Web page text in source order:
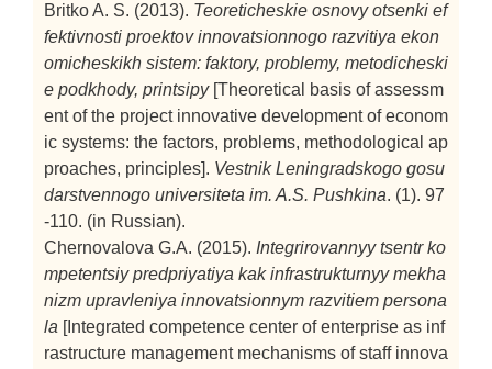
Britko A. S. (2013). Teoreticheskie osnovy otsenki ef
fektivnosti proektov innovatsionnogo razvitiya ekon
omicheskikh sistem: faktory, problemy, metodicheski
e podkhody, printsipy[Theoretical basis of assessm
ent of the project innovative development of econom
ic systems: the factors, problems, methodological ap
proaches, principles]. Vestnik Leningradskogo gosu
darstvennogo universiteta im. A.S. Pushkina. (1). 97
-110. (in Russian).
Chernovalova G.A. (2015). Integrirovannyy tsentr ko
mpetentsiy predpriyatiya kak infrastrukturnyy mekha
nizm upravleniya innovatsionnym razvitiem persona
la [Integrated competence center of enterprise as inf
rastructure management mechanisms of staff innova